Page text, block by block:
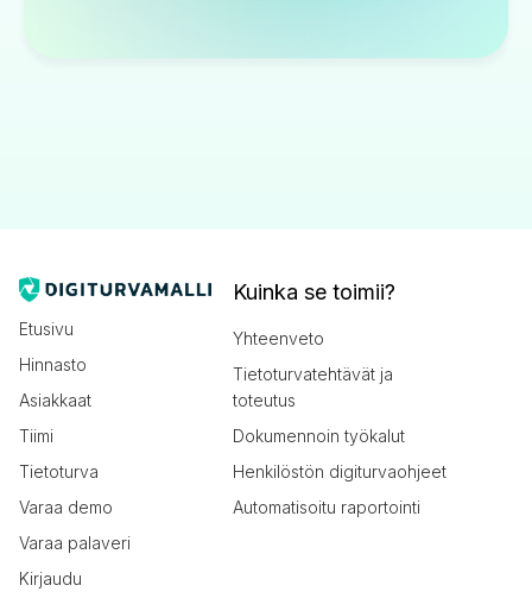
Etusivu
Hinnasto
Asiakkaat
Tiimi
Tietoturva
Varaa demo
Varaa palaveri
Kirjaudu
Kuinka se toimii?
Yhteenveto
Tietoturvatehtävät ja
toteutus
Dokumennoin työkalut
Henkilöstön digiturvaohjeet
Automatisoitu raportointi